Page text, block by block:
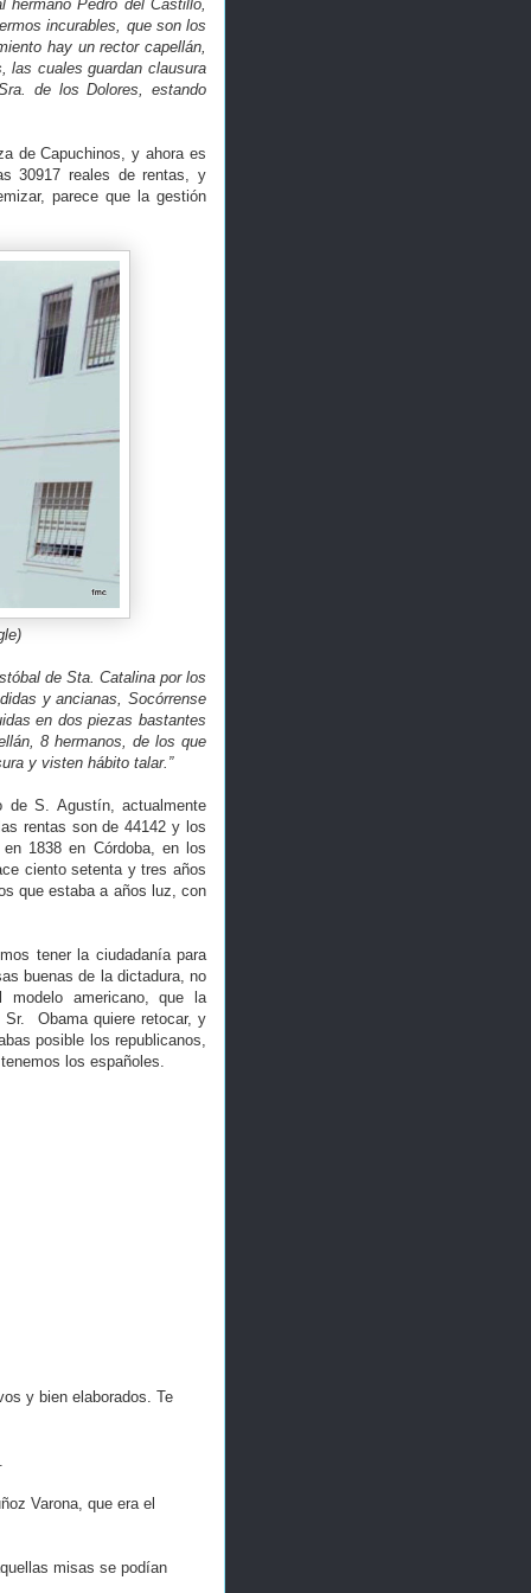
Pedro del Castillo,
incurables, que son los
hay un rector capellán,
las cuales guardan clausura
de los Dolores, estando
de Capuchinos, y ahora es
30917 reales de rentas, y
parece que la gestión
de Sta. Catalina por los
y ancianas, Socórrense
en dos piezas bastantes
8 hermanos, de los que
y visten hábito talar.”
de S. Agustín, actualmente
rentas son de 44142 y los
1838 en Córdoba, en los
ciento setenta y tres años
que estaba a años luz, con
tener la ciudadanía para
buenas de la dictadura, no
modelo americano, que la
Sr. Obama quiere retocar, y
posible los republicanos,
los españoles.
y bien elaborados. Te
Varona, que era el
misas se podían